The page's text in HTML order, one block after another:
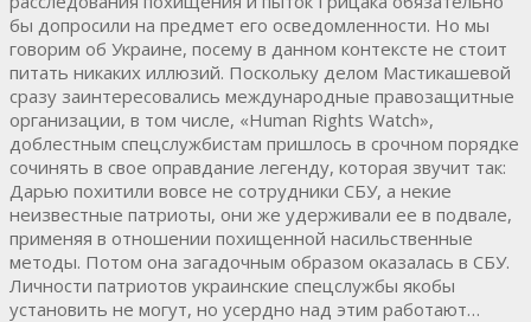
бы допросили на предмет его осведомленности. Но мы
говорим об Украине, посему в данном контексте не стоит
питать никаких иллюзий. Поскольку делом Мастикашевой
сразу заинтересовались международные правозащитные
организации, в том числе, «Human Rights Watch»,
доблестным спецслужбистам пришлось в срочном порядке
сочинять в свое оправдание легенду, которая звучит так:
Дарью похитили вовсе не сотрудники СБУ, а некие
неизвестные патриоты, они же удерживали ее в подвале,
применяя в отношении похищенной насильственные
методы. Потом она загадочным образом оказалась в СБУ.
Личности патриотов украинские спецслужбы якобы
установить не могут, но усердно над этим работают…